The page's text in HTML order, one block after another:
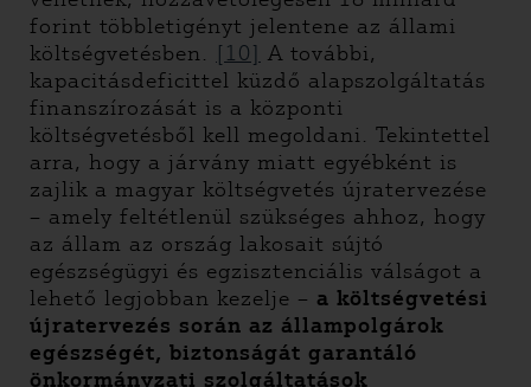
forint többletigényt jelentene az állami
költségvetésben. [10] A további,
kapacitásdeficittel küzdő alapszolgáltatás
finanszírozását is a központi
költségvetésből kell megoldani. Tekintettel
arra, hogy a járvány miatt egyébként is
zajlik a magyar költségvetés újratervezése
– amely feltétlenül szükséges ahhoz, hogy
az állam az ország lakosait sújtó
egészségügyi és egzisztenciális válságot a
lehető legjobban kezelje – a költségvetési
újratervezés során az állampolgárok
egészségét, biztonságát garantáló
önkormányzati szolgáltatások